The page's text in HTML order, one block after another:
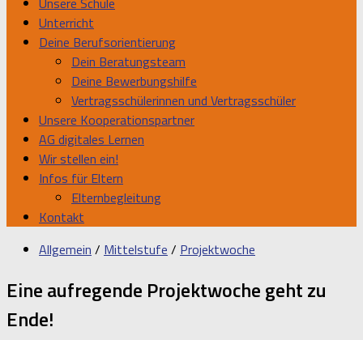
Unterricht
Deine Berufsorientierung
Dein Beratungsteam
Deine Bewerbungshilfe
Vertragsschülerinnen und Vertragsschüler
Unsere Kooperationspartner
AG digitales Lernen
Wir stellen ein!
Infos für Eltern
Elternbegleitung
Kontakt
Allgemein / Mittelstufe / Projektwoche
Eine aufregende Projektwoche geht zu
Ende!